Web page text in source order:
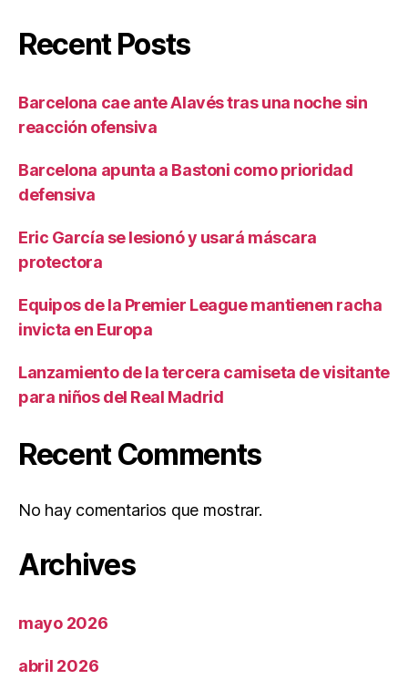
Recent Posts
Barcelona cae ante Alavés tras una noche sin
reacción ofensiva
Barcelona apunta a Bastoni como prioridad
defensiva
Eric García se lesionó y usará máscara
protectora
Equipos de la Premier League mantienen racha
invicta en Europa
Lanzamiento de la tercera camiseta de visitante
para niños del Real Madrid
Recent Comments
No hay comentarios que mostrar.
Archives
mayo 2026
abril 2026